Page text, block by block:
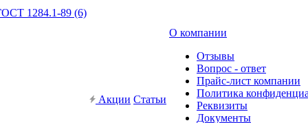
1284.1-89 (6)
Акции Статьи
О компании
Отзывы
Вопрос - ответ
Прайс-лист компании
Политика
Реквизиты
Документы